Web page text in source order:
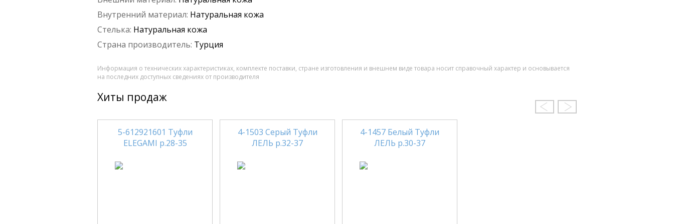
Внутренний материал: Натуральная кожа
Стелька: Натуральная кожа
Страна производитель: Турция
Информация о технических характеристиках, комплекте поставки, стране изготовления и внешнем виде товара носит справочный характер и основывается
на последних доступных сведениях от производителя
Хиты продаж
5-612921601 Туфли
ELEGAMI р.28-35
4-1503 Серый Туфли
ЛЕЛЬ р.32-37
4-1457 Белый Туфли
ЛЕЛЬ р.30-37